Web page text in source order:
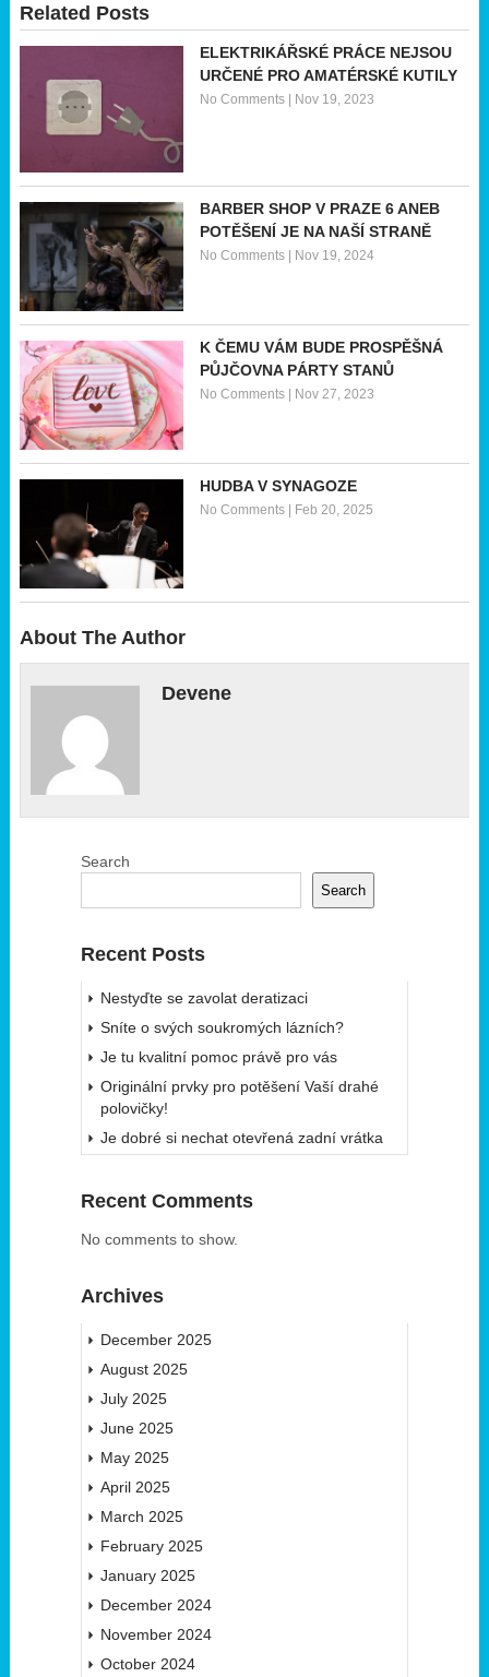
Related Posts
ELEKTRIKÁŘSKÉ PRÁCE NEJSOU
URČENÉ PRO AMATÉRSKÉ KUTILY
No Comments| Nov 19, 2023
BARBER SHOP V PRAZE 6 ANEB
POTĚŠENÍ JE NA NAŠÍ STRANĚ
No Comments| Nov 19, 2024
K ČEMU VÁM BUDE PROSPĚŠNÁ
PŮJČOVNA PÁRTY STANŮ
No Comments| Nov 27, 2023
HUDBA V SYNAGOZE
No Comments| Feb 20, 2025
About The Author
Devene
Search
Search
Recent Posts
Nestyďte se zavolat deratizaci
Sníte o svých soukromých lázních?
Je tu kvalitní pomoc právě pro vás
Originální prvky pro potěšení Vaší drahé
polovičky!
Je dobré si nechat otevřená zadní vrátka
Recent Comments
No comments to show.
Archives
December 2025
August 2025
July 2025
June 2025
May 2025
April 2025
March 2025
February 2025
January 2025
December 2024
November 2024
October 2024